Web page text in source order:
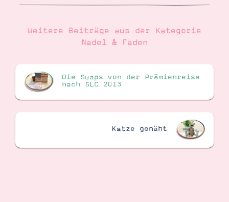
Weitere Beiträge aus der Kategorie
Nadel & Faden
Die Swaps von der Prämienreise
nach SLC 2013
Katze genäht